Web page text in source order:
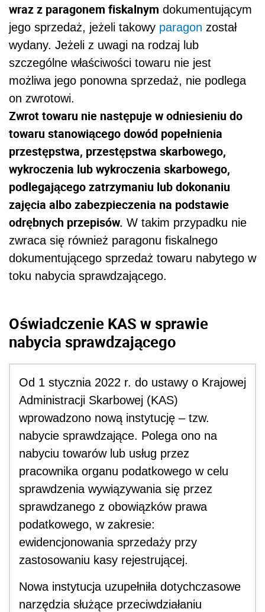
wraz z paragonem fiskalnym dokumentującym
jego sprzedaż, jeżeli takowy paragon został
wydany. Jeżeli z uwagi na rodzaj lub
szczególne właściwości towaru nie jest
możliwa jego ponowna sprzedaż, nie podlega
on zwrotowi.
Zwrot towaru nie następuje w odniesieniu do
towaru stanowiącego dowód popełnienia
przestępstwa, przestępstwa skarbowego,
wykroczenia lub wykroczenia skarbowego,
podlegającego zatrzymaniu lub dokonaniu
zajęcia albo zabezpieczenia na podstawie
odrębnych przepisów. W takim przypadku nie
zwraca się również paragonu fiskalnego
dokumentującego sprzedaż towaru nabytego w
toku nabycia sprawdzającego.
Oświadczenie KAS w sprawie
nabycia sprawdzającego
Od 1 stycznia 2022 r. do ustawy o Krajowej
Administracji Skarbowej (KAS)
wprowadzono nową instytucję – tzw.
nabycie sprawdzające. Polega ono na
nabyciu towarów lub usług przez
pracownika organu podatkowego w celu
sprawdzenia wywiązywania się przez
sprawdzanego z obowiązków prawa
podatkowego, w zakresie:
ewidencjonowania sprzedaży przy
zastosowaniu kasy rejestrującej.
Nowa instytucja uzupełniła dotychczasowe
narzędzia służące przeciwdziałaniu